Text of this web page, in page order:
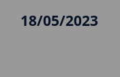
18/05/2023